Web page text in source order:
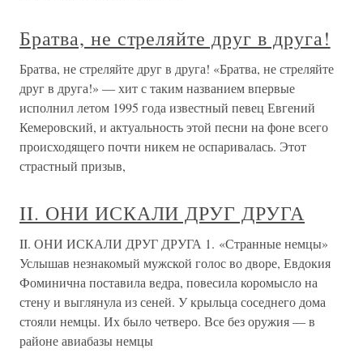
Братва, не стреляйте друг в друга!
Братва, не стреляйте друг в друга! «Братва, не стреляйте
друг в друга!» — хит с таким названием впервые
исполнил летом 1995 года известный певец Евгений
Кемеровский, и актуальность этой песни на фоне всего
происходящего почти никем не оспаривалась. Этот
страстный призыв,
II. ОНИ ИСКАЛИ ДРУГ ДРУГА
II. ОНИ ИСКАЛИ ДРУГ ДРУГА 1. «Странные немцы»
Услышав незнакомый мужской голос во дворе, Евдокия
Фоминична поставила ведра, повесила коромысло на
стену и выглянула из сеней. У крыльца соседнего дома
стояли немцы. Их было четверо. Все без оружия — в
районе авиабазы немцы